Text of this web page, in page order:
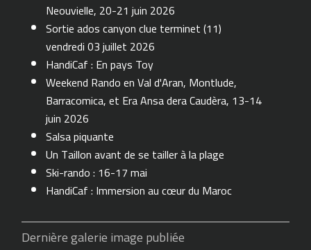
Neouvielle, 20-21 juin 2026
Sortie ados canyon clue terminet (11)
vendredi 03 juillet 2026
HandiCaf : En pays Toy
Weekend Rando en Val d'Aran, Montlude,
Barracomica, et Era Ansa dera Caudèra, 13-14
juin 2026
Salsa piquante
Un Taillon avant de se tailler à la plage
Ski-rando : 16-17 mai
HandiCaf : Immersion au cœur du Maroc
Dernière galerie image publiée